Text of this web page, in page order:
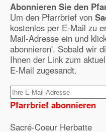
Abonnieren Sie den
Um den Pfarrbrief von
kostenlos per E-Mail zu
Mail-Adresse ein und
abonnieren'. Sobald wir
Ihnen der Link zum
E-Mail zugesandt.
Pfarrbrief abonnieren
Sacré-Coeur Herbatte